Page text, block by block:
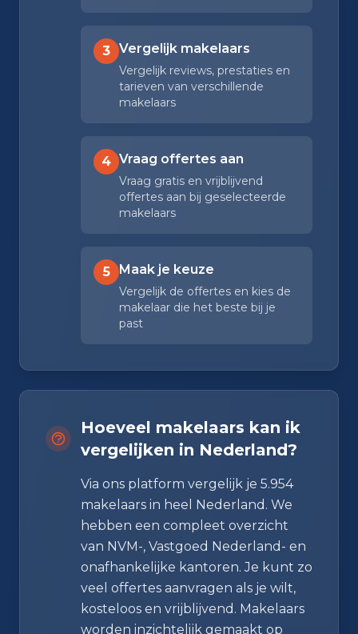
3 Vergelijk makelaars
Vergelijk reviews, prestaties en
tarieven van verschillende
makelaars
4 Vraag offertes aan
Vraag gratis en vrijblijvend
offertes aan bij geselecteerde
makelaars
5 Maak je keuze
Vergelijk de offertes en kies de
makelaar die het beste bij je
past
Hoeveel makelaars kan ik
vergelijken in Nederland?
Via ons platform vergelijk je 5.954
makelaars in heel Nederland. We
hebben een compleet overzicht
van NVM-, Vastgoed Nederland- en
onafhankelijke kantoren. Je kunt zo
veel offertes aanvragen als je wilt,
kosteloos en vrijblijvend. Makelaars
worden inzichtelijk gemaakt op